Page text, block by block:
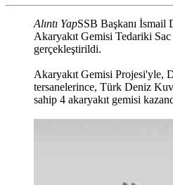
Alıntı YapSSB Başkanı İsmail
Akaryakıt Gemisi Tedariki
gerçekleştirildi.
Akaryakıt Gemisi Projesi'yle,
tersanelerince, Türk Deniz
sahip 4 akaryakıt gemisi